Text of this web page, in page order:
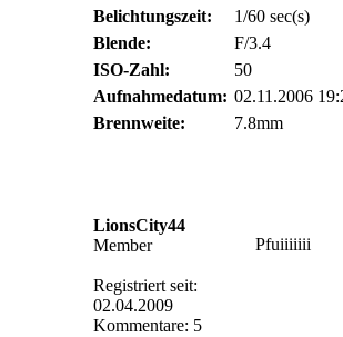
Belichtungszeit:
1/60 sec(s)
Blende:
F/3.4
ISO-Zahl:
50
Aufnahmedatum: 02.11.2006
Brennweite:
7.8mm
LionsCity44
Member
Registriert seit:
02.04.2009
Kommentare: 5
Pfuiiiiiii